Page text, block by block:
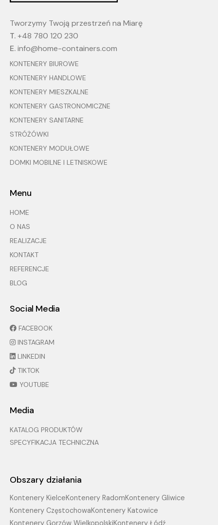
Tworzymy Twoją przestrzeń na Miarę
T.+48 780 120 230
E.info@home-containers.com
KONTENERY BIUROWE
KONTENERY HANDLOWE
KONTENERY MIESZKALNE
KONTENERY GASTRONOMICZNE
KONTENERY SANITARNE
STRÓŻÓWKI
KONTENERY MODUŁOWE
DOMKI MOBILNE I LETNISKOWE
Menu
HOME
O NAS
REALIZACJE
KONTAKT
REFERENCJE
BLOG
Social Media
FACEBOOK
INSTAGRAM
LINKEDIN
TIKTOK
YOUTUBE
Media
KATALOG PRODUKTÓW
SPECYFIKACJA TECHNICZNA
Obszary działania
Kontenery KielceKontenery RadomKontenery Gliwice
Kontenery CzęstochowaKontenery Katowice
Kontenery Gorzów WielkopolskiKontenery Łódź